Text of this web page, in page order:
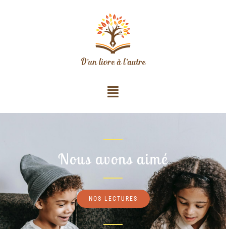
Nous avons aimé
NOS LECTURES